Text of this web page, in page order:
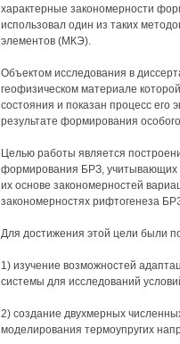
характерные закономерности
использовал один из таких
элементов (МКЭ).
Объектом исследования в
геофизическом материале
состояния и показан процесс его
результате формирования
Целью работы является
формирования БРЗ, учитывающих
их основе закономерностей
закономерностях рифтогенеза
Для достижения этой цели были
1) изучение возможностей
системы для исследований
2) создание двухмерных
моделирования термоупругих